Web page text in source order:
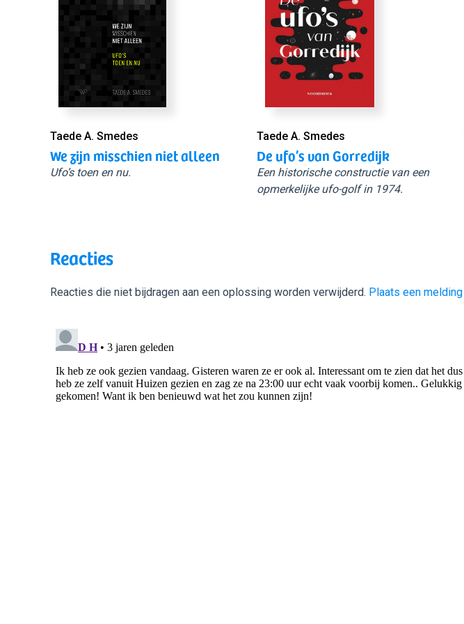
Taede A. Smedes
We zijn misschien niet alleen
Ufo’s toen en nu.
Taede A. Smedes
De ufo’s van Gorredijk
Een historische constructie van een
opmerkelijke ufo-golf in 1974.
Reacties
Reacties die niet bijdragen aan een oplossing worden verwijderd. Plaats een melding